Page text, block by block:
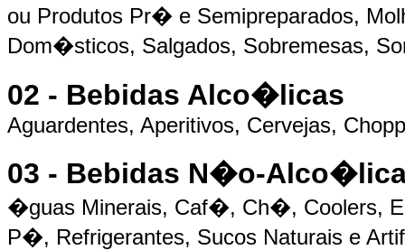
ou Produtos Pr� e Semipreparados,
Dom�sticos, Salgados, Sobremesas,
02 - Bebidas Alco�licas
Aguardentes, Aperitivos, Cervejas,
03 - Bebidas N�o-
�guas Minerais, Caf�, Ch�, Coolers,
P�, Refrigerantes, Sucos Naturais e